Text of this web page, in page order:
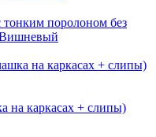
поролоном без
на каркасах + слипы)